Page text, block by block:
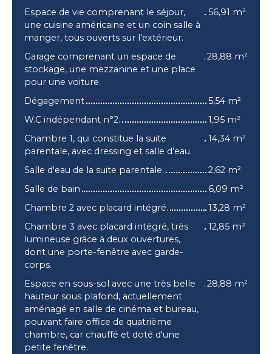
Espace de vie comprenant le séjour,
une cuisine américaine et un coin salle à
manger, tous ouverts sur l’extérieur.
56,91 m²
Garage comprenant un espace de
stockage, une mezzanine et une place
pour une voiture.
28,88 m²
Dégagement
5,54 m²
W.C indépendant n°2.
1,95 m²
Chambre 1, qui constitue la suite
parentale, avec dressing et salle d’eau.
14,34 m²
Salle d'eau de la suite parentale.
2,62 m²
Salle de bain
6,09 m²
Chambre 2 avec placard intégré.
13,28 m²
Chambre 3 avec placard intégré, très
lumineuse grâce à deux ouvertures,
dont une porte-fenêtre avec garde-
corps.
12,85 m²
Espace en sous-sol avec une très belle
hauteur sous plafond, actuellement
aménagé en salle de cinéma et bureau,
pouvant faire office de quatrième
chambre, car chauffé et doté d'une
petite fenêtre.
28,88 m²